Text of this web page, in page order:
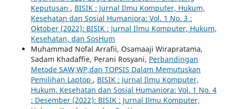
Keputusan , BISIK : Jurnal Ilmu Komputer, Hukum,
Kesehatan dan Sosial Humaniora: Vol. 1 No. 3 :
Oktober (2022): BISIK : Jurnal Ilmu Komputer, Hukum,
Kesehatan, dan SosHum
Muhammad Nofal Arrafii, Osamaaji Wirapratama,
Sadam Khadaffie, Perani Rosyani, Perbandingan
Metode SAW,WP,dan TOPSIS Dalam Memutuskan
Pemilihan Laptop , BISIK : Jurnal Ilmu Komputer,
Hukum, Kesehatan dan Sosial Humaniora: Vol. 1 No. 4
: Desember (2022): BISIK : Jurnal Ilmu Komputer,